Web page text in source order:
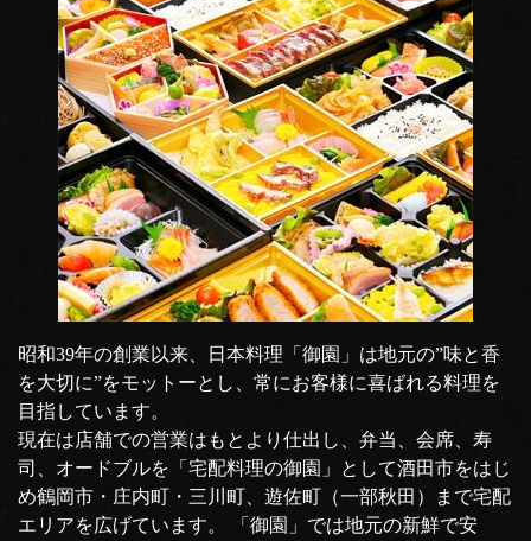
昭和39年の創業以来、日本料理「御園」は地元の”味と香
を大切に”をモットーとし、常にお客様に喜ばれる料理を
目指しています。
現在は店舗での営業はもとより仕出し、弁当、会席、寿
司、オードブルを「宅配料理の御園」として酒田市をはじ
め鶴岡市・庄内町・三川町、遊佐町（一部秋田）まで宅配
エリアを広げています。 「御園」では地元の新鮮で安